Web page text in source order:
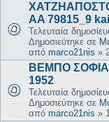
AA 79815_9
Τελευταία
Δημοσιεύτηκε σε
από marco21nis »
ΒΕΜΠΟ ΣΟΦΙΑ
1952
Τελευταία
Δημοσιεύτηκε σε
από marco21nis »